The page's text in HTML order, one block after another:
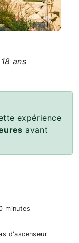
ans
expérience
avant
minutes
d'ascenseur